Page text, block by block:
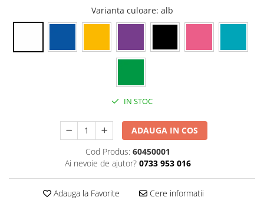
Pixuri metalice
Stilouri
Creioane mecanice si grafit
Markere diverse
Carioci si creioane colorate
Rezerve instrumente scris
Varianta culoare: alb
IN STOC
ADAUGA IN COS
Cod Produs: 60450001
Ai nevoie de ajutor? 0733 953 016
Adauga la Favorite Cere informatii